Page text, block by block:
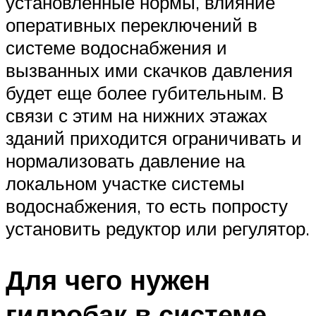
оперативных переключений в
системе водоснабжения и
вызванных ими скачков давления
будет еще более губительным. В
связи с этим на нижних этажах
зданий приходится ограничивать и
нормализовать давление на
локальном участке системы
водоснабжения, то есть попросту
установить редуктор или регулятор.
Для чего нужен